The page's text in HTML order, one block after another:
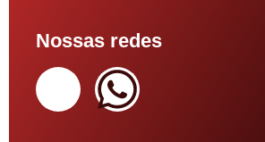
Nossas redes